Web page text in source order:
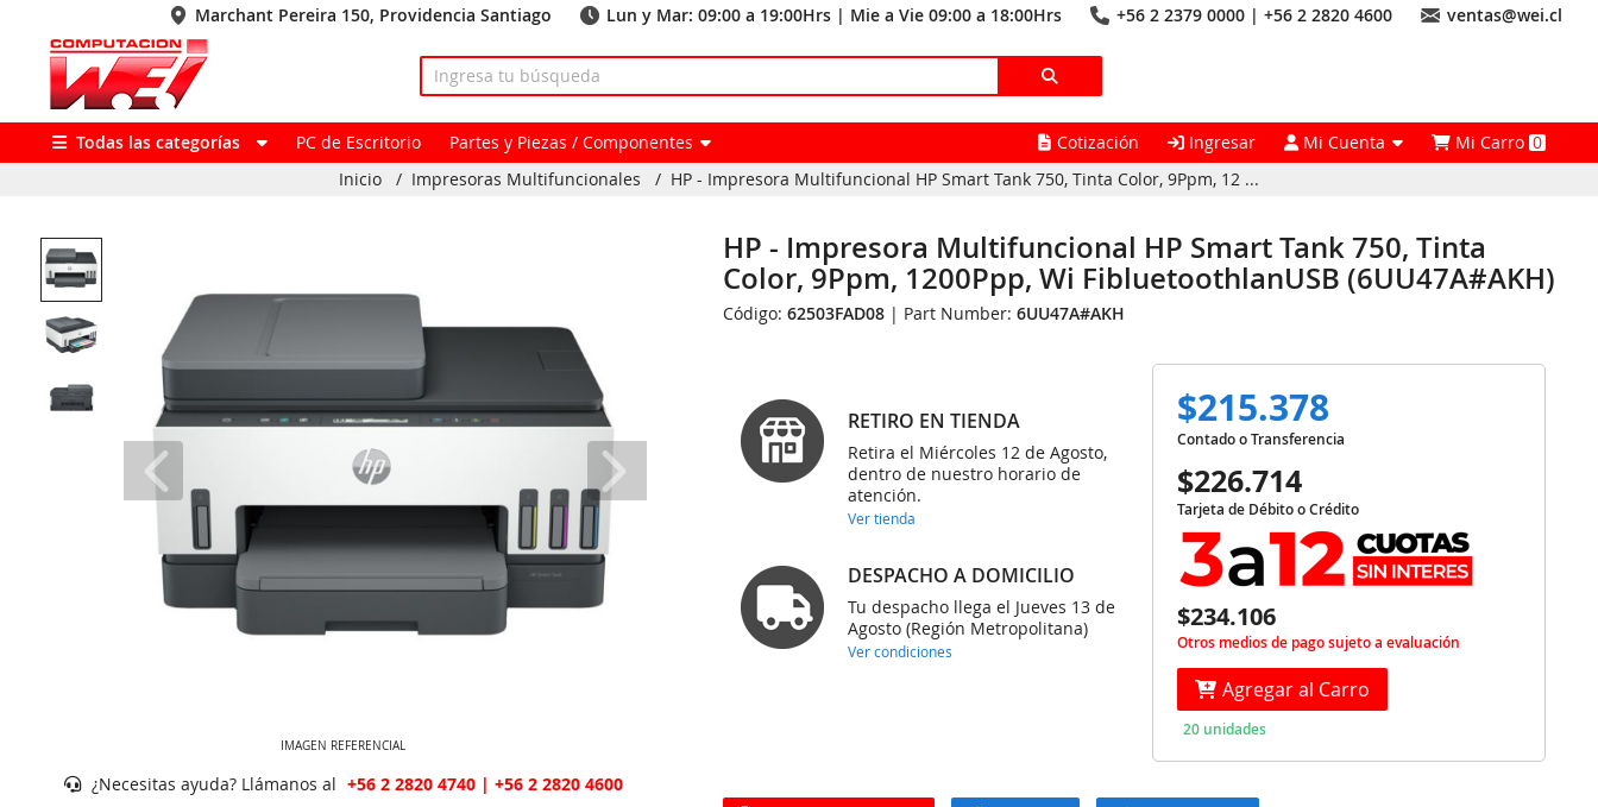
Marchant Pereira 150, Providencia Santiago Lun y Mar: 09:00 a 19:00Hrs | Mie a Vie 09:00 a 18:00Hrs +56 2 2379 0000 | +56 2 2820 4600 ventas@wei.cl
Todas las categorías PC de Escritorio Partes y Piezas / Componentes Cotización Ingresar Mi Cuenta Mi Carro0
Inicio
/ Impresoras Multifuncionales / HP - Impresora Multifuncional HP Smart Tank 750, Tinta Color, 9Ppm, 12 ...
IMAGEN REFERENCIAL
¿Necesitas ayuda? Llámanos al +56 2 2820 4740 | +56 2 2820 4600
HP - Impresora Multifuncional HP Smart Tank 750, Tinta
Color, 9Ppm, 1200Ppp, Wi FibluetoothlanUSB (6UU47A#AKH)
Código:62503FAD08 | Part Number:6UU47A#AKH
RETIRO EN TIENDA
Retira el Miércoles 12 de Agosto,
dentro de nuestro horario de
atención.
Ver tienda
DESPACHO A DOMICILIO
Tu despacho llega el Jueves 13 de
Agosto (Región Metropolitana)
Ver condiciones
$215.378
Contado o Transferencia
$226.714
Tarjeta de Débito o Crédito
$234.106
Otros medios de pago sujeto a evaluación
Agregar al Carro
20 unidades